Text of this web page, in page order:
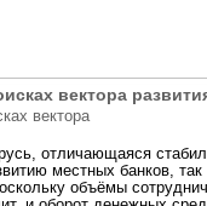
вектора
отличающаяся
местных банков, так
объёмы